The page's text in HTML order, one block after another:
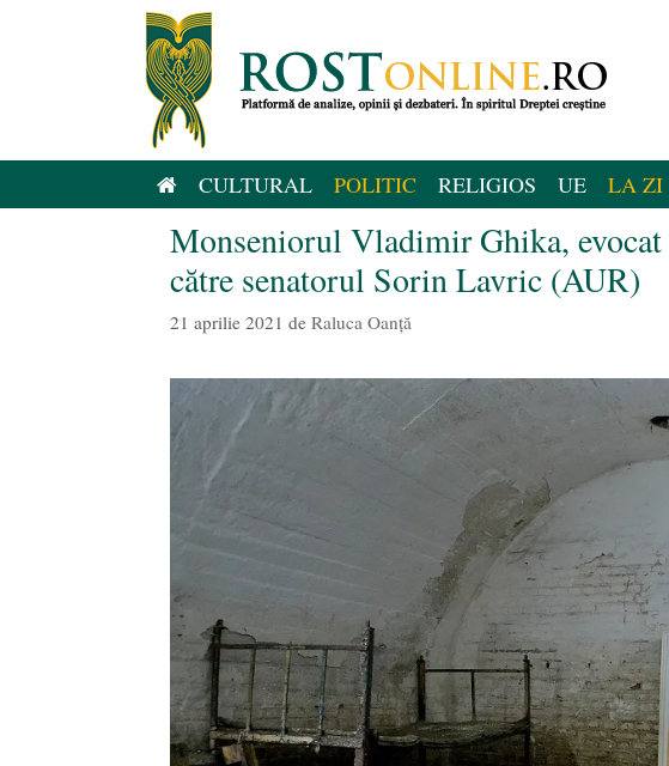
CULTURAL POLITIC RELIGIOS UE LA ZI
Monseniorul Vladimir Ghika,
către senatorul Sorin Lavric (AUR)
21 aprilie 2021 de Raluca Oanță